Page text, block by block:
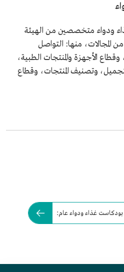
ودواء متخصصين من الهيئة
المجالات، منها: التواصل
وقطاع الأجهزة والمنتجات الطبية،
وتصنيف المنتجات، وقطاع
بودكاست غذاء ودواء عام: